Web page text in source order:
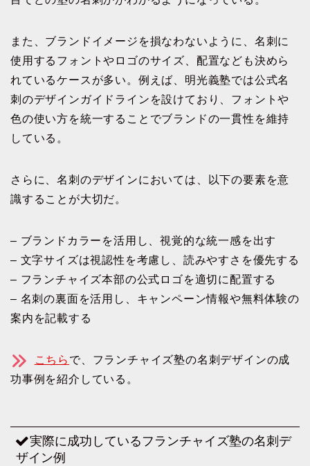
また、ブランドイメージを損なわないように、名刺に
使用するフォントやロゴのサイズ、配置なども決めら
れているケースが多い。例えば、明光義塾では公式名
刺のデザインガイドラインを設けており、フォントや
色の使い方を統一することでブランドの一貫性を維持
している。
さらに、名刺のデザインにおいては、以下の要素を意
識することが大切だ。
– ブランドカラーを活用し、視覚的な統一感を出す
– 文字サイズは視認性を考慮し、読みやすさを優先する
– フランチャイズ本部の公式ロゴを適切に配置する
– 名刺の裏面を活用し、キャンペーン情報や無料体験の
案内を記載する
こちら で、フランチャイズ塾の名刺デザインの成
功事例を紹介している。
実際に成功しているフランチャイズ塾の名刺デ
ザイン例